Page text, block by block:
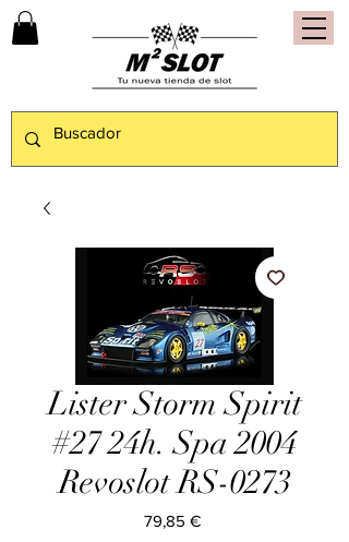
Lister Storm Spirit
#27 24h. Spa 2004
Revoslot RS-0273
79,85 €Precio